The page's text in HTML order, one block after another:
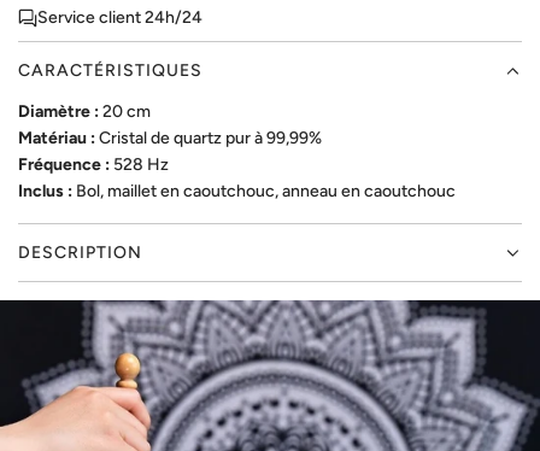
M
.
.
Service client 24h/24
CARACTÉRISTIQUES
Diamètre :20 cm
Matériau :Cristal de quartz pur à 99,99%
Fréquence : 528 Hz
Inclus : Bol, maillet en caoutchouc, anneau en caoutchouc
DESCRIPTION